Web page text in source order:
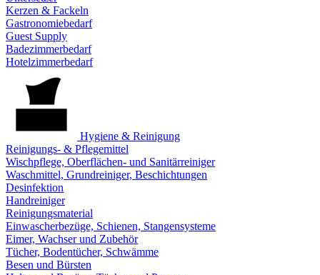
Kerzen & Fackeln
Gastronomiebedarf
Guest Supply
Badezimmerbedarf
Hotelzimmerbedarf
Hygiene & Reinigung
Reinigungs- & Pflegemittel
Wischpflege, Oberflächen- und Sanitärreiniger
Waschmittel, Grundreiniger, Beschichtungen
Desinfektion
Handreiniger
Reinigungsmaterial
Einwascherbezüge, Schienen, Stangensysteme
Eimer, Wachser und Zubehör
Tücher, Bodentücher, Schwämme
Besen und Bürsten